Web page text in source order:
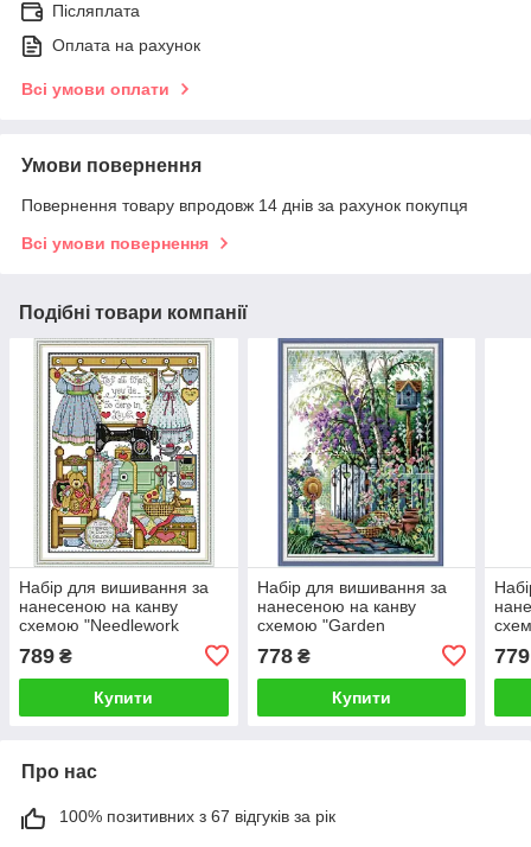
Післяплата
Оплата на рахунок
Всі умови оплати
Умови повернення
Повернення товару впродовж 14 днів за рахунок покупця
Всі умови повернення
Подібні товари компанії
Набір для вишивання за
нанесеною на канву
схемою "Needlework
Needlepoint". AIDA 14CT
printed 40*50 см
789 ₴
Купити
Набір для вишивання за
нанесеною на канву
схемою "Garden
path".AIDA 14CT printed,
33*44 см
778₴
Купити
779
Про нас
100% позитивних з 67 відгуків за рік